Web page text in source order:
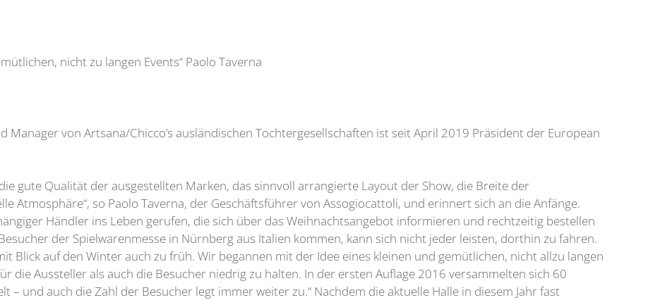
nicht zu langen Events“ Paolo Taverna
von Artsana/Chicco’s ausländischen Tochtergesellschaften ist seit April 2019 Präsident der European
gute Qualität der ausgestellten Marken, das sinnvoll arrangierte Layout der Show, die Breite der
Atmosphäre“, so Paolo Taverna, der Geschäftsführer von Assogiocattoli, und erinnert sich an die Anfänge.
Händler ins Leben gerufen, die sich über das Weihnachtsangebot informieren und rechtzeitig bestellen
der Spielwarenmesse in Nürnberg aus Italien kommen, kann sich nicht jeder leisten, dorthin zu fahren.
Blick auf den Winter auch zu früh. Wir begannen mit der Idee eines kleinen und gemütlichen, nicht allzu langen
die Aussteller als auch die Besucher niedrig zu halten. In der ersten Auflage 2016 versammelten sich 60
– und auch die Zahl der Besucher legt immer weiter zu.“ Nachdem die aktuelle Halle in diesem Jahr fast